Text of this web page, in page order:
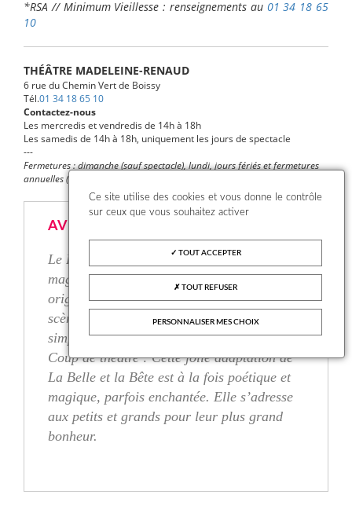
*RSA // Minimum Vieillesse : renseignements au 01 34 18 65
10
THÉÂTRE MADELEINE-RENAUD
6 rue du Chemin Vert de Boissy
Tél.01 34 18 65 10
Contactez-nous
Les mercredis et vendredis de 14h à 18h
Les samedis de 14h à 18h, uniquement les jours de spectacle
---
Fermetures : dimanche (sauf spectacle), lundi, jours fériés et fermetures
annuelles (vacances scolaires)
AVIS PRESSE
Le Parisien : Sarah Gabrielle propose une
magnifique adaptation onirique du conte
originel La Belle et la Bête […]. La mise en
scène est aussi délicate que les décors,
simples et de bon goût.
Coup de théâtre : Cette jolie adaptation de
La Belle et la Bête est à la fois poétique et
magique, parfois enchantée. Elle s’adresse
aux petits et grands pour leur plus grand
bonheur.
Ce site utilise des cookies et vous donne le contrôle
sur ceux que vous souhaitez activer
TOUT ACCEPTER
TOUT REFUSER
PERSONNALISER MES CHOIX